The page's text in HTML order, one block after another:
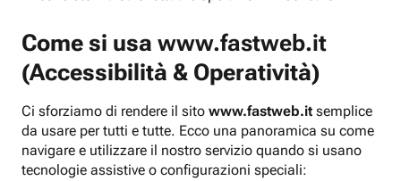
Come si usa www.fastweb.it
(Accessibilità & Operatività)
Ci sforziamo di rendere il sito www.fastweb.it semplice
da usare per tutti e tutte. Ecco una panoramica su come
navigare e utilizzare il nostro servizio quando si usano
tecnologie assistive o configurazioni speciali: